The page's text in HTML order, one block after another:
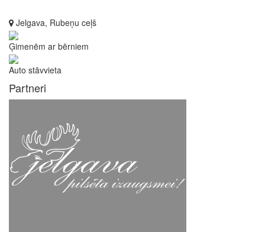
Jelgava, Rubeņu ceļš
Ģimenēm ar bērniem
Auto stāvvieta
Partneri